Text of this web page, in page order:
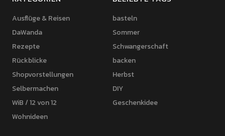
Ausflüge & Reisen
DaWanda
Rezepte
Rückblicke
Shopvorstellungen
Selbermachen
WiB / 12 von 12
Wohnideen
basteln
Sommer
Schwangerschaft
backen
Herbst
DIY
Geschenkidee